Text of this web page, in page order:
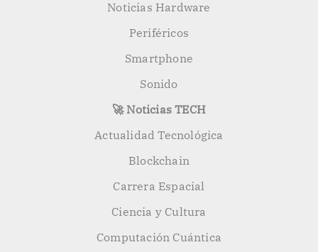
Noticias Hardware
Periféricos
Smartphone
Sonido
🚀 Noticias TECH
Actualidad Tecnológica
Blockchain
Carrera Espacial
Ciencia y Cultura
Computación Cuántica